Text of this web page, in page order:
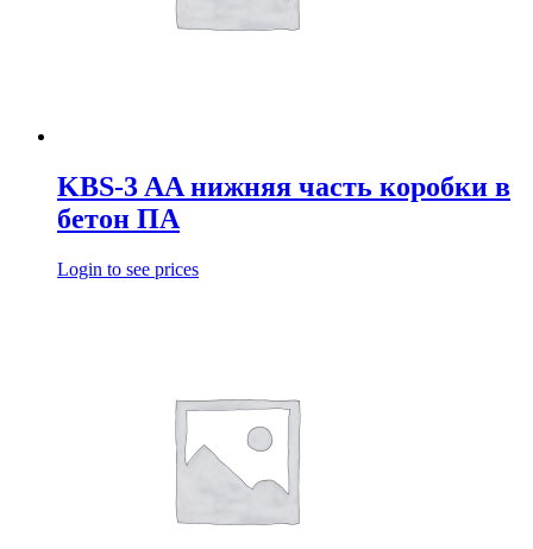
KBS-3 AA нижняя часть коробки в
бетон ПА
Login to see prices